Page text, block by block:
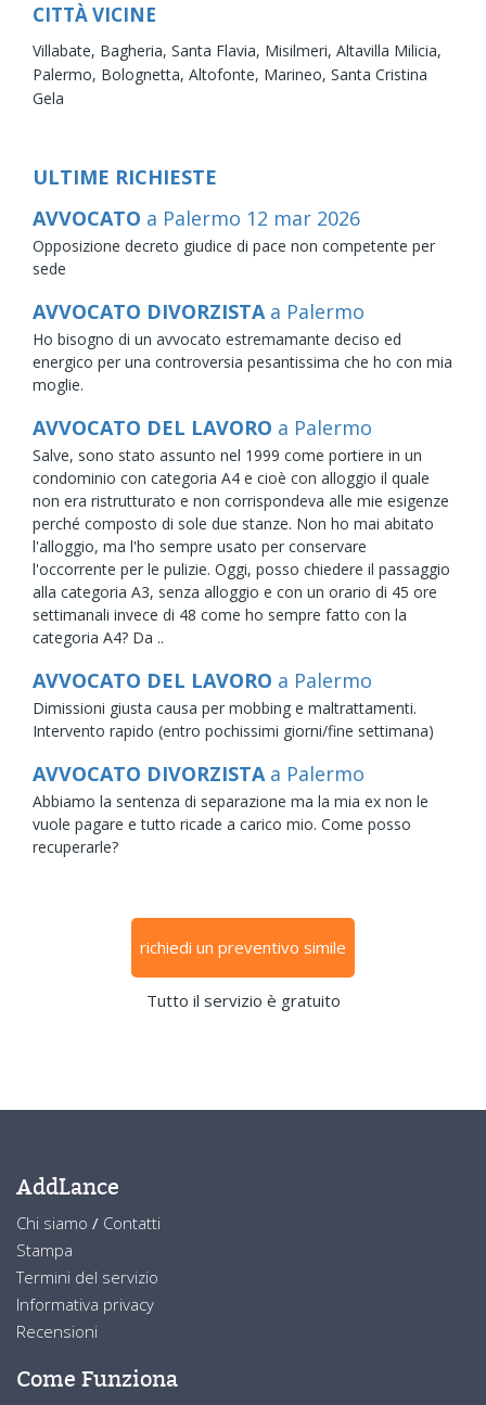
CITTÀ VICINE
Villabate, Bagheria, Santa Flavia, Misilmeri, Altavilla Milicia,
Palermo, Bolognetta, Altofonte, Marineo, Santa Cristina
Gela
ULTIME RICHIESTE
AVVOCATO a Palermo 12 mar 2026
Opposizione decreto giudice di pace non competente per
sede
AVVOCATO DIVORZISTA a Palermo
Ho bisogno di un avvocato estremamante deciso ed
energico per una controversia pesantissima che ho con mia
moglie.
AVVOCATO DEL LAVORO a Palermo
Salve, sono stato assunto nel 1999 come portiere in un
condominio con categoria A4 e cioè con alloggio il quale
non era ristrutturato e non corrispondeva alle mie esigenze
perché composto di sole due stanze. Non ho mai abitato
l'alloggio, ma l'ho sempre usato per conservare
l'occorrente per le pulizie. Oggi, posso chiedere il passaggio
alla categoria A3, senza alloggio e con un orario di 45 ore
settimanali invece di 48 come ho sempre fatto con la
categoria A4? Da ..
AVVOCATO DEL LAVORO a Palermo
Dimissioni giusta causa per mobbing e maltrattamenti.
Intervento rapido (entro pochissimi giorni/fine settimana)
AVVOCATO DIVORZISTA a Palermo
Abbiamo la sentenza di separazione ma la mia ex non le
vuole pagare e tutto ricade a carico mio. Come posso
recuperarle?
richiedi un preventivo simile
Tutto il servizio è gratuito
AddLance
Chi siamo / Contatti
Stampa
Termini del servizio
Informativa privacy
Recensioni
Come Funziona